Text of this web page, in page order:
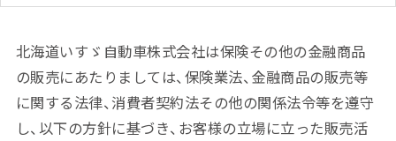
北海道いすゞ自動車株式会社は保険その他の金融商品
の販売にあたりましては、保険業法、金融商品の販売等
に関する法律、消費者契約法その他の関係法令等を遵守
し、以下の方針に基づき、お客様の立場に立った販売活